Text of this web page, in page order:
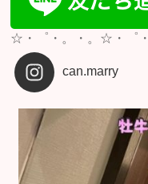
☆・゜・。・。☆・゜
can.marry